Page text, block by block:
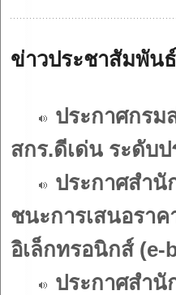
ข่าวประชาสัมพัน
ประกาศกรม
สกร.ดีเด่น ระดับป
ประกาศสำนั
ชนะการเสนอรา
อิเล็กทรอนิกส์ (e-
ประกาศสำนั